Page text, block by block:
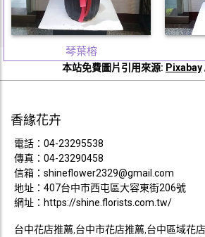
琴葉榕
本站免費圖片引用來源: Pixabay
香緣花卉
電話： 04-23295538
傳真：04-23290458
信箱： shineflower2329@gmail.com
地址：407台中市西屯區大容東街206號
網址： https://shine.florists.com.tw/
台中花店推薦,台中市花店推薦,台中區域花